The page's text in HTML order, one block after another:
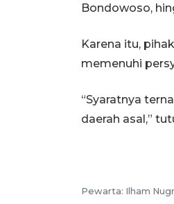
Bondowoso,
Karena itu,
memenuhi
“Syaratnya
daerah asal,”
Pewarta: Ilham